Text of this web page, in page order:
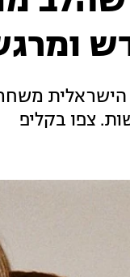
צפו בקליפ